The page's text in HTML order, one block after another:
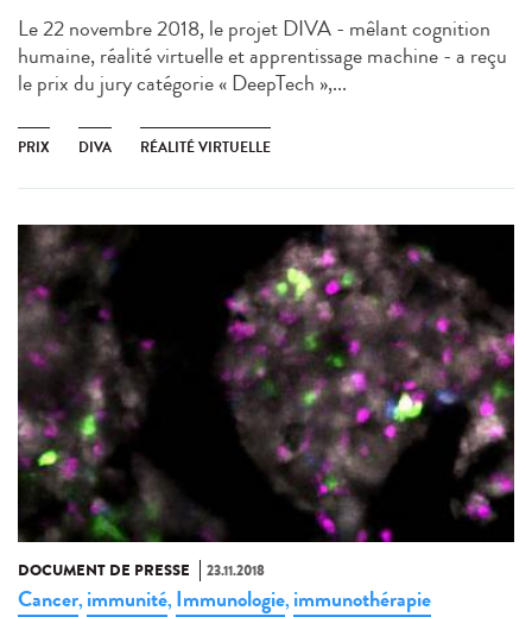
Le 22 novembre 2018, le projet DIVA - mêlant cognition
humaine, réalité virtuelle et apprentissage machine - a reçu
le prix du jury catégorie « DeepTech »,...
PRIX DIVA RÉALITÉ VIRTUELLE
DOCUMENT DE PRESSE 23.11.2018
Cancer, immunité, Immunologie, immunothérapie